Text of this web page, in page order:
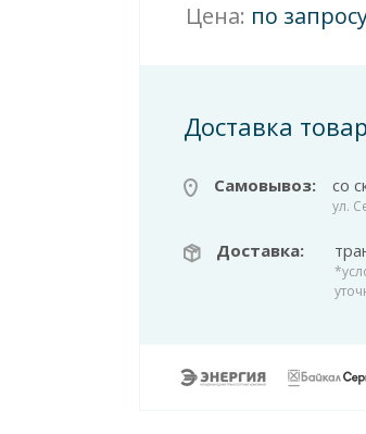
Цена: по
Доставка
Самовывоз: со
ул.
Доставка: